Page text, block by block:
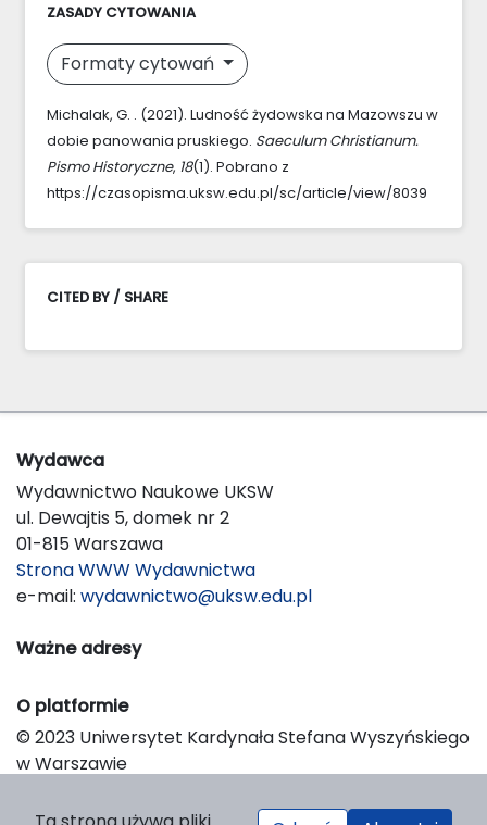
ZASADY CYTOWANIA
Formaty cytowań
Michalak, G. . (2021). Ludność żydowska na Mazowszu w
dobie panowania pruskiego. Saeculum Christianum.
Pismo Historyczne, 18(1). Pobrano z
https://czasopisma.uksw.edu.pl/sc/article/view/8039
CITED BY / SHARE
Wydawca
Wydawnictwo Naukowe UKSW
ul. Dewajtis 5, domek nr 2
01-815 Warszawa
Strona WWW Wydawnictwa
e-mail: wydawnictwo@uksw.edu.pl
Ważne adresy
O platformie
© 2023 Uniwersytet Kardynała Stefana Wyszyńskiego
w Warszawie
Platform & Workflow by OJS/PKP